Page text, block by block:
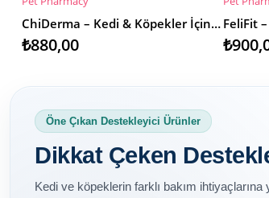
SEPETE EKLE
ChiDerma – Kedi & Köpekler İçin Doğal Yara Bakım Jeli
₺880,00
Öne Çıkan Destekleyici Ürünler
Dikkat Çeken
Kedi ve köpeklerin farklı bakım